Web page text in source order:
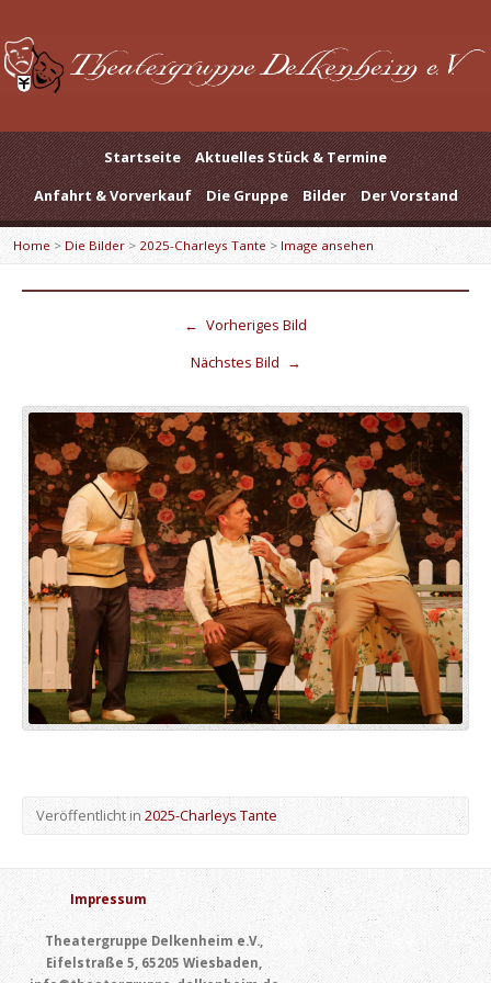
Startseite
Aktuelles Stück & Termine
Anfahrt & Vorverkauf
Die Gruppe Bilder Der Vorstand
Home > Die Bilder> 2025-Charleys Tante > Image ansehen
← Vorheriges Bild
Nächstes Bild →
Veröffentlicht in2025-Charleys Tante
Impressum
Theatergruppe Delkenheim e.V.,
Eifelstraße 5, 65205 Wiesbaden,